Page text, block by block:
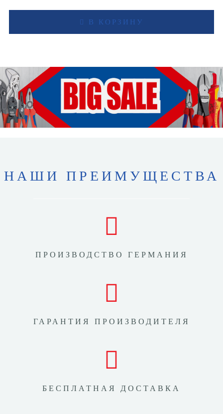
В КОРЗИНУ
НАШИ ПРЕИМУЩЕСТВА
ПРОИЗВОДСТВО ГЕРМАНИЯ
ГАРАНТИЯ ПРОИЗВОДИТЕЛЯ
БЕСПЛАТНАЯ ДОСТАВКА